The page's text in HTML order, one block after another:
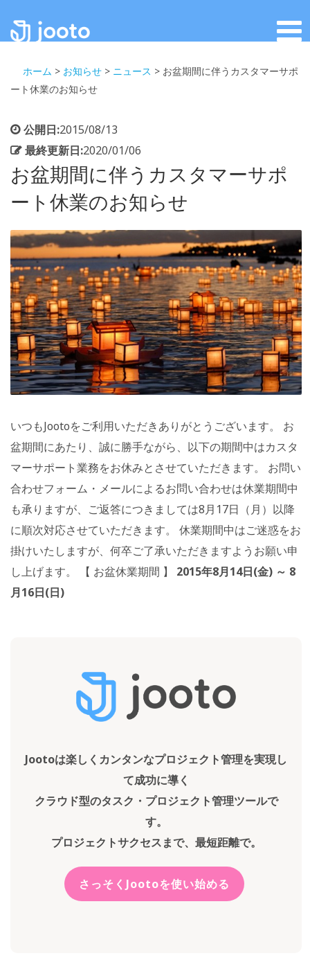
ホーム > お知らせ > ニュース > お盆期間に伴うカスタマーサポ
ート休業のお知らせ
公開日:2015/08/13
最終更新日:2020/01/06
お盆期間に伴うカスタマーサポ
ート休業のお知らせ
いつもJootoをご利用いただきありがとうございます。 お
盆期間にあたり、誠に勝手ながら、以下の期間中はカスタ
マーサポート業務をお休みとさせていただきます。 お問い
合わせフォーム・メールによるお問い合わせは休業期間中
も承りますが、ご返答につきましては8月17日（月）以降
に順次対応させていただきます。 休業期間中はご迷惑をお
掛けいたしますが、何卒ご了承いただきますようお願い申
し上げます。 【 お盆休業期間 】 2015年8月14日(金) ～ 8
月16日(日)
Jootoは楽しくカンタンなプロジェクト管理を実現し
て成功に導く
クラウド型のタスク・プロジェクト管理ツールで
す。
プロジェクトサクセスまで、最短距離で。
さっそくJootoを使い始める